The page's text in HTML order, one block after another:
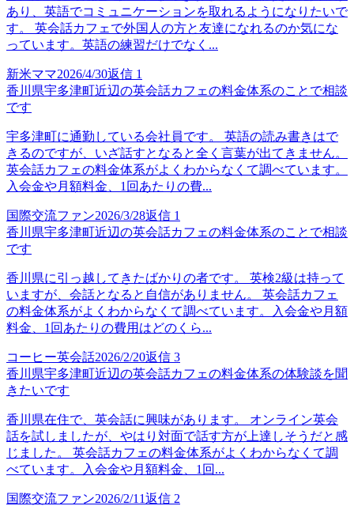
あり、英語でコミュニケーションを取れるようになりたいで
す。 英会話カフェで外国人の方と友達になれるのか気にな
っています。英語の練習だけでなく...
新米ママ2026/4/30返信 1
香川県宇多津町近辺の英会話カフェの料金体系のことで相談
です
宇多津町に通勤している会社員です。 英語の読み書きはで
きるのですが、いざ話すとなると全く言葉が出てきません。
英会話カフェの料金体系がよくわからなくて調べています。
入会金や月額料金、1回あたりの費...
国際交流ファン2026/3/28返信 1
香川県宇多津町近辺の英会話カフェの料金体系のことで相談
です
香川県に引っ越してきたばかりの者です。 英検2級は持って
いますが、会話となると自信がありません。 英会話カフェ
の料金体系がよくわからなくて調べています。入会金や月額
料金、1回あたりの費用はどのくら...
コーヒー英会話2026/2/20返信 3
香川県宇多津町近辺の英会話カフェの料金体系の体験談を聞
きたいです
香川県在住で、英会話に興味があります。 オンライン英会
話を試しましたが、やはり対面で話す方が上達しそうだと感
じました。 英会話カフェの料金体系がよくわからなくて調
べています。入会金や月額料金、1回...
国際交流ファン2026/2/11返信 2